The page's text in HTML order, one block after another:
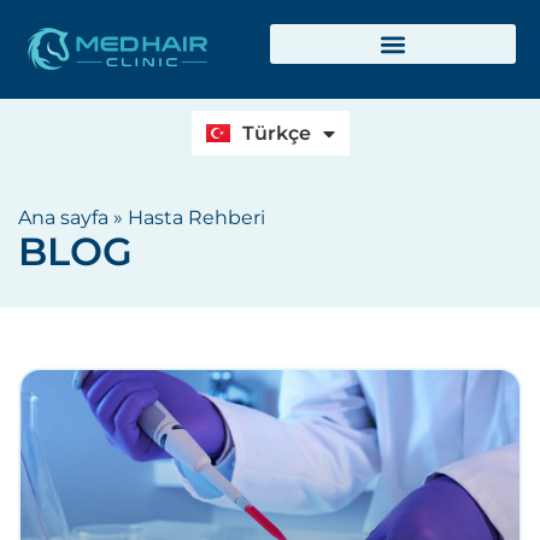
Türkçe
Deutsch
English
Français
Italiano
Ana sayfa » Hasta Rehberi
BLOG